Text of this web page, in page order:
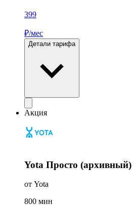
399
₽/мес
Детали тарифа
Акция
Yota Просто (архивный)
от Yota
800 мин